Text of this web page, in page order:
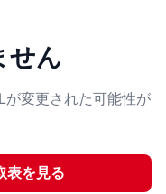
せん
が変更された可能性が
表を見る